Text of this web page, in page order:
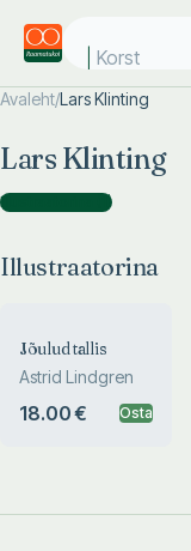
Korstna
Avaleht/Lars Klinting
Lars Klinting
Illustraatorina )
Illustraatorina
Jõulud tallis
Astrid Lindgren
18.00 € Osta